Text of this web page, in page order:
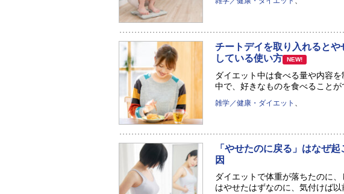
チートデイを取り入れると
している使い方
NEW!
ダイエット中は食べる量や内容
中で、好きなものを食べることが
雑学／健康・ダイエット
「やせたのに戻る」はなぜ
因
ダイエットで体重が落ちたのに
はやせたはずなのに、気付けば以